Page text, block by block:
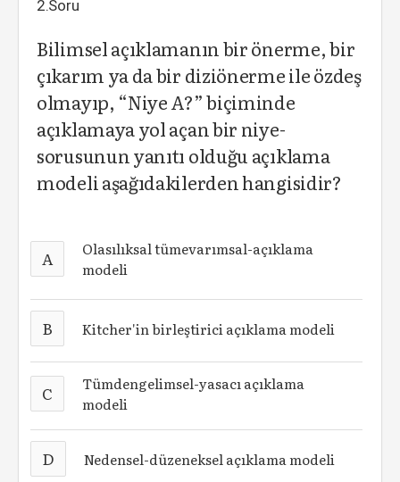
2.Soru
Bilimsel açıklamanın bir önerme, bir
çıkarım ya da bir diziönerme ile özdeş
olmayıp, “Niye A?” biçiminde
açıklamaya yol açan bir niye-
sorusunun yanıtı olduğu açıklama
modeli aşağıdakilerden hangisidir?
A
Olasılıksal tümevarımsal-açıklama
modeli
B Kitcher'in birleştirici açıklama modeli
C
Tümdengelimsel-yasacı açıklama
modeli
D Nedensel-düzeneksel açıklama modeli